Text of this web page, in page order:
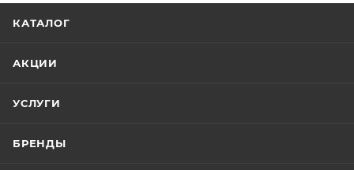
КАТАЛОГ
АКЦИИ
УСЛУГИ
БРЕНДЫ